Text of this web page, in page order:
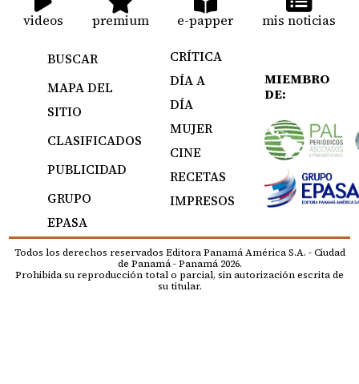
videos premium e-papper mis noticias
BUSCAR
MAPA DEL
SITIO
CLASIFICADOS
PUBLICIDAD
GRUPO
EPASA
CRÍTICA
DÍA A
DÍA
MUJER
CINE
RECETAS
IMPRESOS
MIEMBRO
DE:
Todos los derechos reservados Editora Panamá América S.A. - Ciudad
de Panamá - Panamá 2026.
Prohibida su reproducción total o parcial, sin autorización escrita de
su titular.